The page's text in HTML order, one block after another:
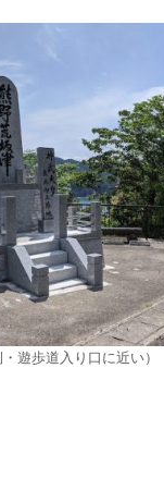
遊歩道入り口に近い）